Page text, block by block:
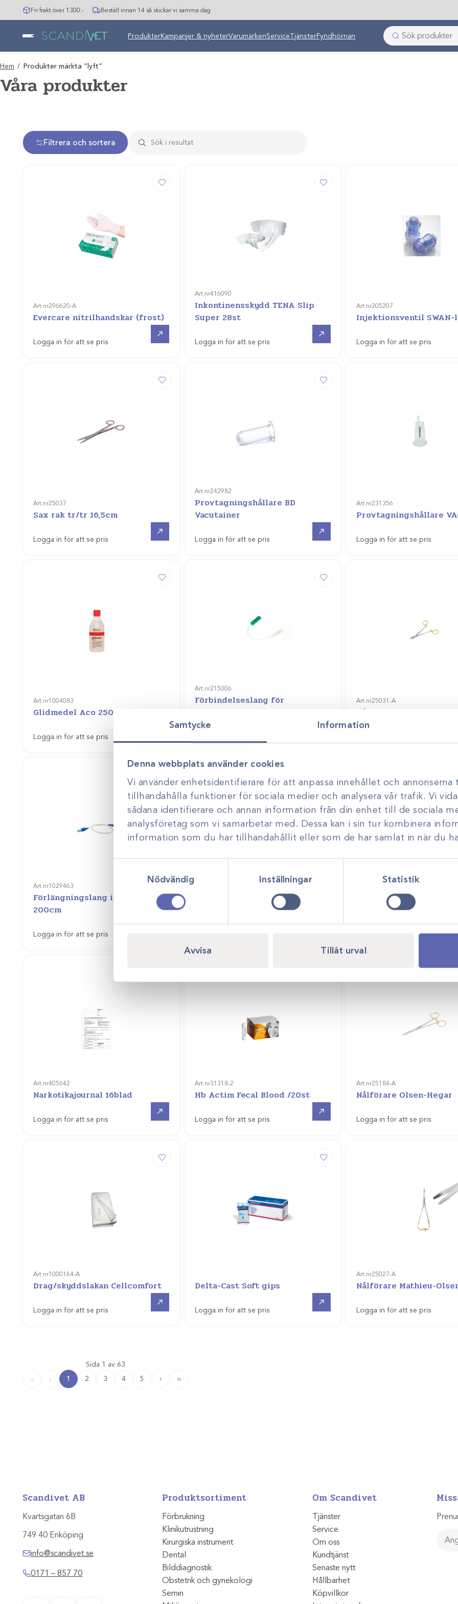
Samtycke Information
Denna webbplats använder cookies
Vi använder enhetsidentifierare för att anpassa innehållet och annonserna
tillhandahålla funktioner för sociala medier och analysera vår trafik. Vi
sådana identifierare och annan information från din enhet till de sociala
analysföretag som vi samarbetar med. Dessa kan i sin tur kombinera
information som du har tillhandahållit eller som de har samlat in när du
Nödvändig
Inställningar Statistik
Avvisa Tillåt urval
Hoppa
till
Fri frakt över 1300:- Beställ innan 14 så skickar vi samma dag
ProdukterKampanjer & nyheterVarumärkenServiceTjänsterFyndhörnan
Hem / Produkter märkta ”lyft”
Våra produkter
Filtrera och sortera
Art.nr296620-A
Evercare nitrilhandskar (frost)
Logga in för att se pris
Art.nr416090
Inkontinensskydd TENA Slip
Super 28st
Logga in för att se pris
Art.nr205207
Injektionsventil
Logga in för att se pris
Art.nr25037
Sax rak tr/tr 16,5cm
Logga in för att se pris
Art.nr242982
Provtagningshållare BD
Vacutainer
Logga in för att se pris
Art.nr231356
Provtagningshållare
Logga in för att se pris
Art.nr1004083
Glidmedel Aco 250ml
Logga in för att se pris
Art.nr215006
Förbindelseslang för
Art.nr25031-A
Nålförare Mayo-Hegar
Art.nr1029463
Förlängningslang infusion
200cm
Logga in för att se pris
Diatermiapparat M200 200W MB122 120 Watt
Logga in för att se pris
Art.nr405642
Narkotikajournal 16blad
Logga in för att se pris
Art.nr31318-2
Hb Actim Fecal Blood /20st
Logga in för att se pris
Art.nr25184-A
Nålförare Olsen-Hegar
Logga in för att se pris
Art.nr1000164-A
Drag/skyddslakan Cellcomfort
Logga in för att se pris
Delta-Cast Soft gips
Logga in för att se pris
Art.nr25027-A
Nålförare Mathieu-
Logga in för att se pris
Sida 1 av 63
‹‹
‹ 1 2 3 4 5 › ››
Scandivet AB
Kvartsgatan 6B
749 40 Enköping
info@scandivet.se
0171 – 857 70
Produktsortiment
Förbrukning
Klinikutrustning
Kirurgiska instrument
Dental
Bilddiagnostik
Obstetrik och gynekologi
Semin
Om Scandivet
Tjänster
Service
Om oss
Kundtjänst
Senaste nytt
Hållbarhet
Köpvillkor